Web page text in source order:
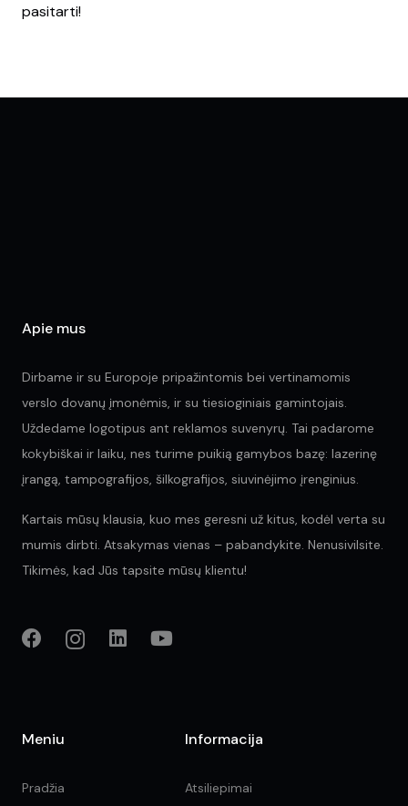
pasitarti!
Apie mus
Dirbame ir su Europoje pripažintomis bei vertinamomis
verslo dovanų įmonėmis, ir su tiesioginiais gamintojais.
Uždedame logotipus ant reklamos suvenyrų. Tai padarome
kokybiškai ir laiku, nes turime puikią gamybos bazę: lazerinę
įrangą, tampografijos, šilkografijos, siuvinėjimo įrenginius.
Kartais mūsų klausia, kuo mes geresni už kitus, kodėl verta su
mumis dirbti. Atsakymas vienas – pabandykite. Nenusivilsite.
Tikimės, kad Jūs tapsite mūsų klientu!
Meniu
Pradžia
Informacija
Atsiliepimai